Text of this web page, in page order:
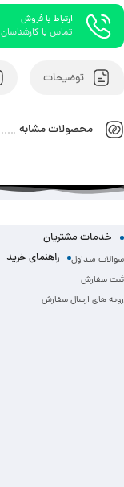
ارتباط با فروش
تماس با کارشناسان
توضیحات
محصولات مشابه
خدمات مشتریان
سوالات متداول راهنمای خرید
ثبت سفارش
رویه های ارسال سفارش